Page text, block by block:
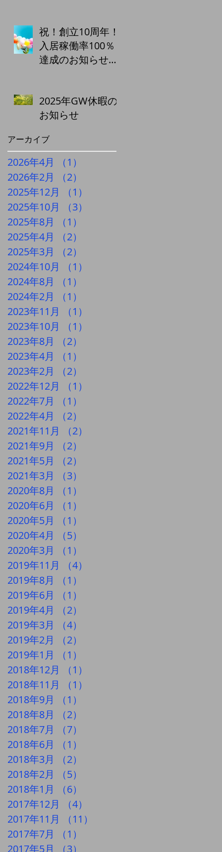
祝！創立10周年！
入居稼働率100％
達成のお知らせ
2025年GW休暇の
お知らせ
アーカイブ
2026年4月 （1）
2026年2月
（2）
2025年12月
（1）
2025年10月
（3）
2025年8月
（1）
2025年4月
（2）
2025年3月
（2）
2024年10月
（1）
2024年8月
（1）
2024年2月
（1）
2023年11月
（1）
2023年10月
（1）
2023年8月
（2）
2023年4月
（1）
2023年2月
（2）
2022年12月
（1）
2022年7月
（1）
2022年4月
（2）
2021年11月
（2）
2021年9月
（2）
2021年5月
（2）
2021年3月
（3）
2020年8月
（1）
2020年6月
（1）
2020年5月
（1）
2020年4月
（5）
2020年3月
（1）
2019年11月
（4）
2019年8月
（1）
2019年6月
（1）
2019年4月
（2）
2019年3月
（4）
2019年2月
（2）
2019年1月
（1）
2018年12月
（1）
2018年11月
（1）
2018年9月
（1）
2018年8月
（2）
2018年7月
（7）
2018年6月
（1）
2018年3月
（2）
2018年2月
（5）
2018年1月
（6）
2017年12月
（4）
2017年11月
（11）
2017年7月
（1）
2017年5月
（3）